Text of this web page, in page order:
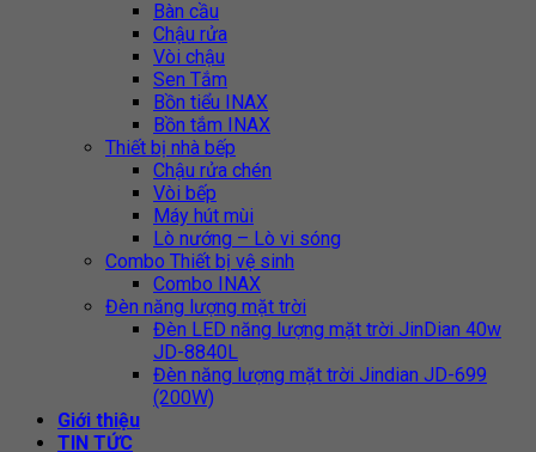
Bàn cầu
Chậu rửa
Vòi chậu
Sen Tắm
Bồn tiểu INAX
Bồn tắm INAX
Thiết bị nhà bếp
Chậu rửa chén
Vòi bếp
Máy hút mùi
Lò nướng – Lò vi sóng
Combo Thiết bị vệ sinh
Combo INAX
Đèn năng lượng mặt trời
Đèn LED năng lượng mặt trời JinDian 40w
JD-8840L
Đèn năng lượng mặt trời Jindian JD-699
(200W)
Giới thiệu
TIN TỨC